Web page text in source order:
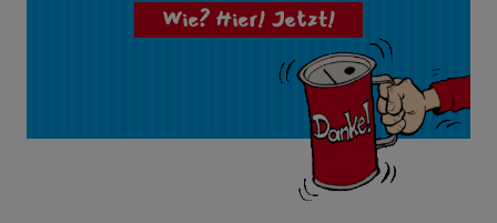
Wie? Hier! Jetzt!